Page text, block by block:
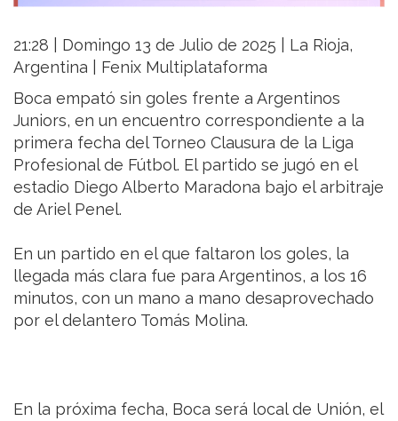
21:28 | Domingo 13 de Julio de 2025 | La Rioja,
Argentina | Fenix Multiplataforma
Boca empató sin goles frente a Argentinos
Juniors, en un encuentro correspondiente a la
primera fecha del Torneo Clausura de la Liga
Profesional de Fútbol. El partido se jugó en el
estadio Diego Alberto Maradona bajo el arbitraje
de Ariel Penel.
En un partido en el que faltaron los goles, la
llegada más clara fue para Argentinos, a los 16
minutos, con un mano a mano desaprovechado
por el delantero Tomás Molina.
En la próxima fecha, Boca será local de Unión, el